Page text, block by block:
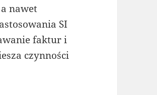
nawet
SI
faktur i
czynności